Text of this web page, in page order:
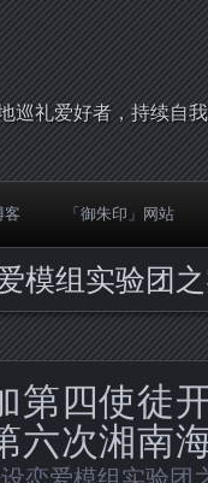
巡礼爱好者，持续自
客 「御朱印」网站
模组实验团
四使徒
六次湘南